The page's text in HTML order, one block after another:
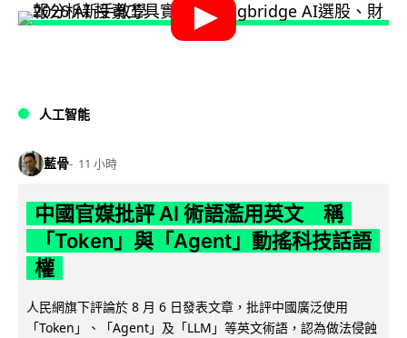
人工智能
藍骨 11 小時
中國官媒批評 AI 術語濫用英文 稱
「Token」與「Agent」動搖科技話語
權
人民網旗下評論於 8 月 6 日發表文章，批評中國廣泛使用
「Token」、「Agent」及「LLM」等英文術語，認為做法侵蝕